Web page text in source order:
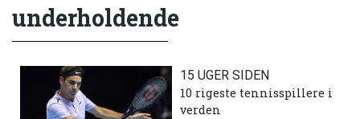
underholdende
15 UGER SIDEN
10 rigeste tennisspillere i
verden